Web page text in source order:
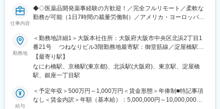
■教育体制：
通常医薬品メーカー出身が会員である関西医薬協会に、当社は会
員として登録しています。業界関連のセミナーにも参加すること
プデートできる環境です。
■働き方：
◎完全在宅勤務のため、拠点（東京・大阪）の近くにお住まいで
なくてもご就業いただけます。
場合、お子様の通院やご都合に合わせて業務時間を調整できま
す。
仕事内容
◆◇医薬品開発薬事経験の方歓迎！／完全フルリモート／柔軟な
勤務が可能（1日7時間の裁量労働制）／アメリカ・ヨーロッパ企
会社◆◇
■業務内容：
医薬品開発における薬事戦略の立案・評価・助言を中心としたコ
ンサルティング業務をお任せします。承認取得に向けた最適な戦
略を設計する上流ポジションです。
・クライアントの基本戦略を踏まえた薬事戦略の立案
勤務地
＜勤務地詳細1＞大阪本社住所：大阪府大阪市中央区北浜2丁目1
番21号 つねなりビル3階勤務地最寄駅：御堂筋線／淀屋橋駅受
動喫煙対策：屋内全面禁煙＜勤務地詳細2＞東京支社住所：東京都
千代田区丸の内1-11-1 パシフィックセンチュリープレイス丸の内
13階 受動喫煙対策：屋内全面禁煙変更の範囲：無
【最寄り駅】
なにわ橋駅、京橋駅(東京都)、北浜駅(大阪府)、東京駅、淀屋橋
駅、銀座一丁目駅
給与
＜予定年収＞500万円～1,000万円＜賃金形態＞年俸制■特記事項
なし＜賃金内訳＞年額（基本給）：5,000,000円～10,000,000円